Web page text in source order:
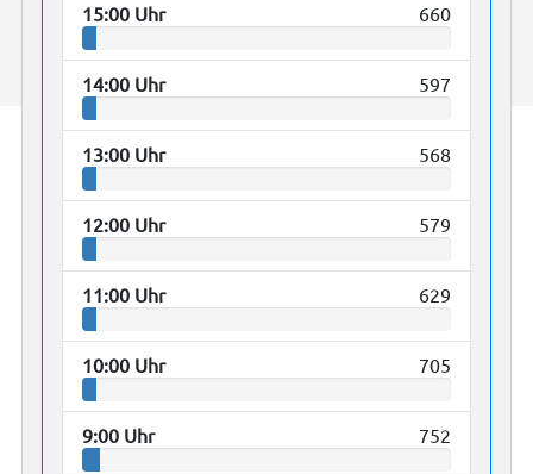
15:00 Uhr 660
14:00 Uhr 597
13:00 Uhr 568
12:00 Uhr 579
11:00 Uhr 629
10:00 Uhr 705
9:00 Uhr 752